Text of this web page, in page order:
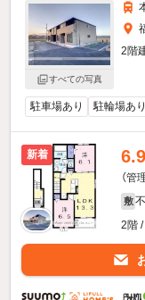
すべての写真
2階
駐車場あり 駐輪場あり
新着 6.9
（管
敷
2階